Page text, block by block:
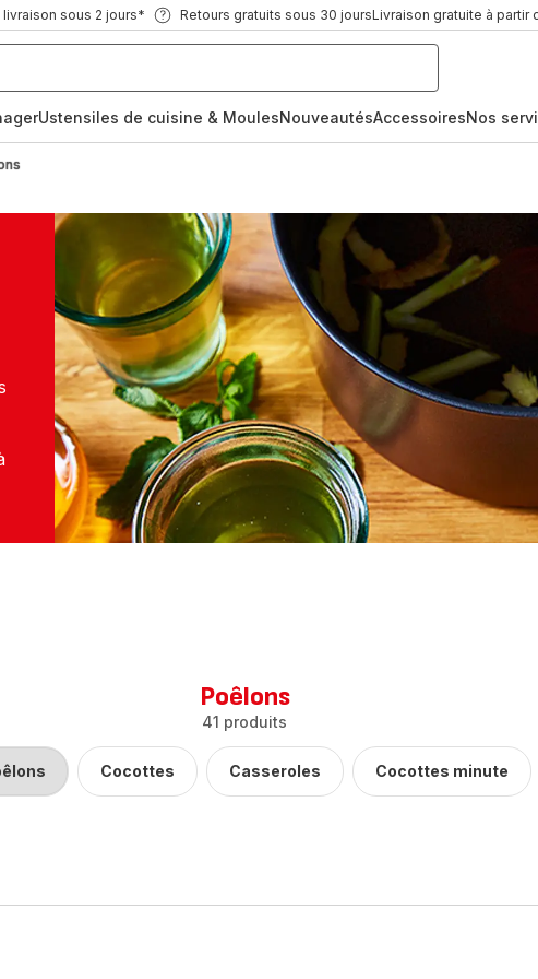
livraison sous 2 jours* Retours gratuits sous 30 joursLivraison gratuite à partir
Ustensiles de cuisine & MoulesNouveautésAccessoiresNos
Poêlons
41 produits
Cocottes Casseroles Cocottes minute